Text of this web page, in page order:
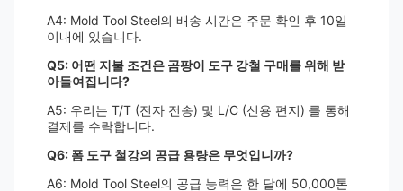
A4: Mold Tool Steel의 배송 시간은 주문 확인 후 10일
이내에 있습니다.
Q5: 어떤 지불 조건은 곰팡이 도구 강철 구매를 위해 받
아들여집니다?
A5: 우리는 T/T (전자 전송) 및 L/C (신용 편지) 를 통해
결제를 수락합니다.
Q6: 폼 도구 철강의 공급 용량은 무엇입니까?
A6: Mold Tool Steel의 공급 능력은 한 달에 50,000톤